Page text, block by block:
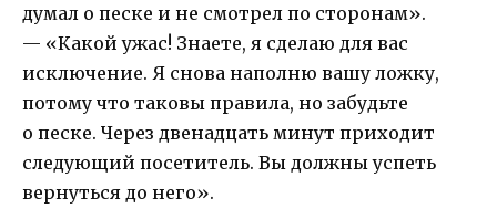
думал о песке и не смотрел по сторонам».
— «Какой ужас! Знаете, я сделаю для вас
исключение. Я снова наполню вашу ложку,
потому что таковы правила, но забудьте
о песке. Через двенадцать минут приходит
следующий посетитель. Вы должны успеть
вернуться до него».